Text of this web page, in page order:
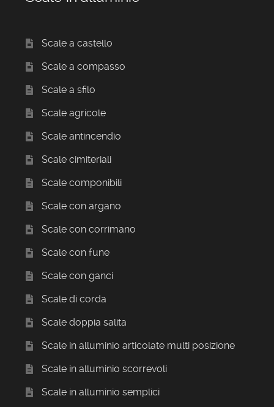
Scale a castello
Scale a compasso
Scale a sfilo
Scale agricole
Scale antincendio
Scale cimiteriali
Scale componibili
Scale con argano
Scale con corrimano
Scale con fune
Scale con ganci
Scale di corda
Scale doppia salita
Scale in alluminio articolate multi posizione
Scale in alluminio scorrevoli
Scale in alluminio semplici